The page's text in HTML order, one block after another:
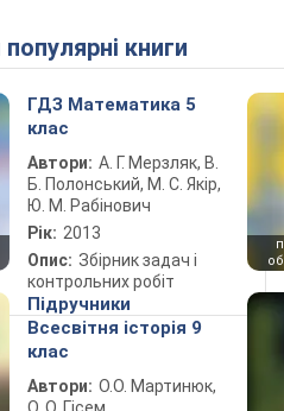
популярні книги
ГДЗ Математика 5
клас
Автори: А. Г. Мерзляк, В.
Б. Полонський, М. С. Якір,
Ю. М. Рабінович
Рік: 2013
Опис: Збірник задач і
контрольних робіт
Підручники
Всесвітня історія 9
клас
Автори: О.О. Мартинюк,